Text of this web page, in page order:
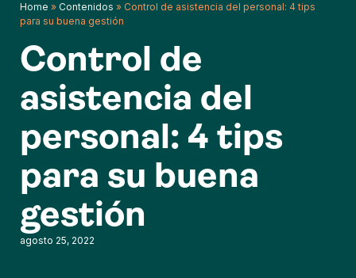
Home » Contenidos » Control de asistencia del personal: 4 tips
para su buena gestión
Control de
asistencia del
personal: 4 tips
para su buena
gestión
agosto 25, 2022